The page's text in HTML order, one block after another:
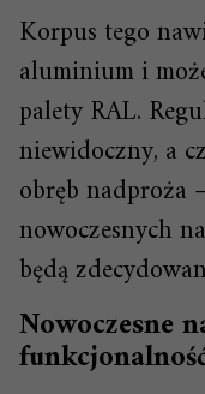
Korpus tego
aluminium i
palety RAL.
niewidoczny, a
obręb nadproża
nowoczesnych
będą
Nowoczesne